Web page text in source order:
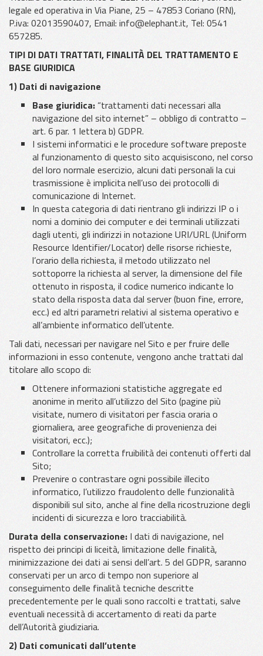
legale ed operativa in Via Piane, 25 – 47853 Coriano (RN),
P.iva: 02013590407, Email: info@elephant.it, Tel: 0541
657285.
TIPI DI DATI TRATTATI, FINALITÀ DEL TRATTAMENTO E
BASE GIURIDICA
1) Dati di navigazione
Base giuridica: “trattamenti dati necessari alla
navigazione del sito internet” – obbligo di contratto –
art. 6 par. 1 lettera b) GDPR.
I sistemi informatici e le procedure software preposte
al funzionamento di questo sito acquisiscono, nel corso
del loro normale esercizio, alcuni dati personali la cui
trasmissione è implicita nell’uso dei protocolli di
comunicazione di Internet.
In questa categoria di dati rientrano gli indirizzi IP o i
nomi a dominio dei computer e dei terminali utilizzati
dagli utenti, gli indirizzi in notazione URI/URL (Uniform
Resource Identifier/Locator) delle risorse richieste,
l’orario della richiesta, il metodo utilizzato nel
sottoporre la richiesta al server, la dimensione del file
ottenuto in risposta, il codice numerico indicante lo
stato della risposta data dal server (buon fine, errore,
ecc.) ed altri parametri relativi al sistema operativo e
all’ambiente informatico dell’utente.
Tali dati, necessari per navigare nel Sito e per fruire delle
informazioni in esso contenute, vengono anche trattati dal
titolare allo scopo di:
Ottenere informazioni statistiche aggregate ed
anonime in merito all’utilizzo del Sito (pagine più
visitate, numero di visitatori per fascia oraria o
giornaliera, aree geografiche di provenienza dei
visitatori, ecc.);
Controllare la corretta fruibilità dei contenuti offerti dal
Sito;
Prevenire o contrastare ogni possibile illecito
informatico, l’utilizzo fraudolento delle funzionalità
disponibili sul sito, anche al fine della ricostruzione degli
incidenti di sicurezza e loro tracciabilità.
Durata della conservazione: I dati di navigazione, nel
rispetto dei principi di liceità, limitazione delle finalità,
minimizzazione dei dati ai sensi dell’art. 5 del GDPR, saranno
conservati per un arco di tempo non superiore al
conseguimento delle finalità tecniche descritte
precedentemente per le quali sono raccolti e trattati, salve
eventuali necessità di accertamento di reati da parte
dell’Autorità giudiziaria.
2) Dati comunicati dall’utente